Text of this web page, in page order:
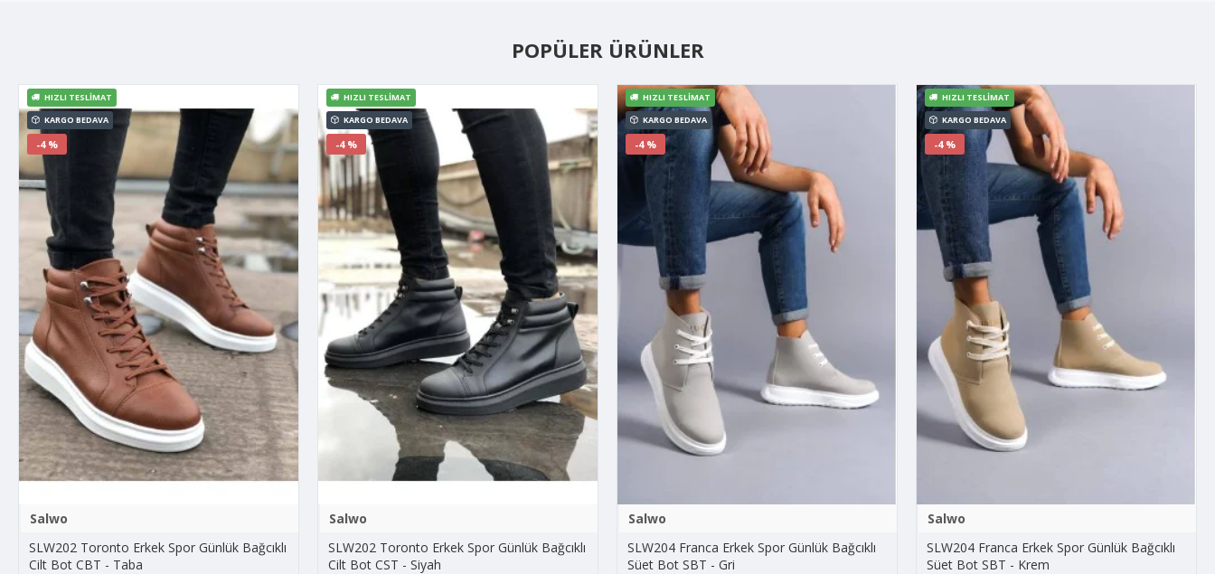
POPÜLER ÜRÜNLER
KARGO BEDAVA
HIZLI TESLIMAT
-4 %
Salwo
SLW202 Toronto Erkek Spor Günlük Bağcıklı
Cilt Bot CBT - Taba
KARGO BEDAVA
HIZLI TESLIMAT
-4 %
Salwo
SLW202 Toronto Erkek Spor Günlük Bağcıklı
Cilt Bot CST - Siyah
KARGO BEDAVA
HIZLI TESLIMAT
-4 %
Salwo
SLW204 Franca Erkek Spor Günlük Bağcıklı
Süet Bot SBT - Gri
KARGO BEDAVA
HIZLI TESLIMAT
-4 %
Salwo
SLW204 Franca Erkek Spor Günlük Bağcıklı
Süet Bot SBT - Krem